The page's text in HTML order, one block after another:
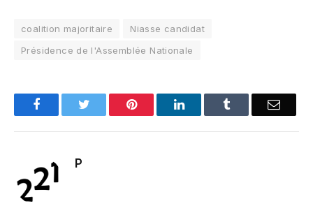
coalition majoritaire
Niasse candidat
Présidence de l'Assemblée Nationale
FacebookTwitter Pinterest LinkedInTumblr Email
P